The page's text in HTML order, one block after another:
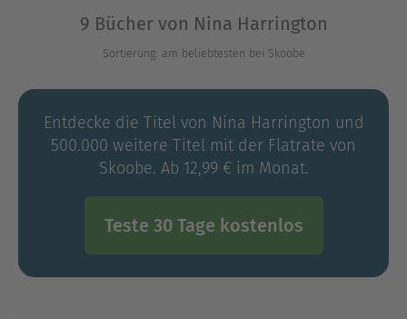
Traumberuf ausüben konnte, machte sie
verschiedene Ausbildungen und verdiente ihren
Lebensunterhalt als Apothekerin, technische
Herrington eine Pause vom Schreiben einlegt,
dann kocht und isst sie gerne und genießt auch
mal einen guten Wein. Mehr zu der Autorin
erfahren Sie unter: www.ninaharrington.com.
9 Bücher von Nina Harrington
Sortierung: am beliebtesten bei Skoobe
Entdecke die Titel von Nina Harrington und
500.000 weitere Titel mit der Flatrate von
Skoobe. Ab 12,99 € im Monat.
Teste 30 Tage kostenlos